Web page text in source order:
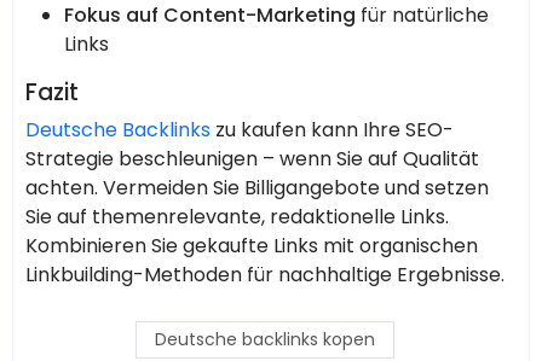
Fokus auf Content-Marketing für natürliche
Links
Fazit
Deutsche Backlinks zu kaufen kann Ihre SEO-
Strategie beschleunigen – wenn Sie auf Qualität
achten. Vermeiden Sie Billigangebote und setzen
Sie auf themenrelevante, redaktionelle Links.
Kombinieren Sie gekaufte Links mit organischen
Linkbuilding-Methoden für nachhaltige Ergebnisse.
Deutsche backlinks kopen